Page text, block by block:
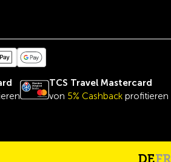
TCS Travel Mastercard
von 5% Cashback profitieren
DEFR